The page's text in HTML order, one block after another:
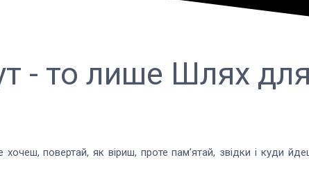
- то лише Шлях
повертай, як віриш, проте пам’ятай, звідки і куди